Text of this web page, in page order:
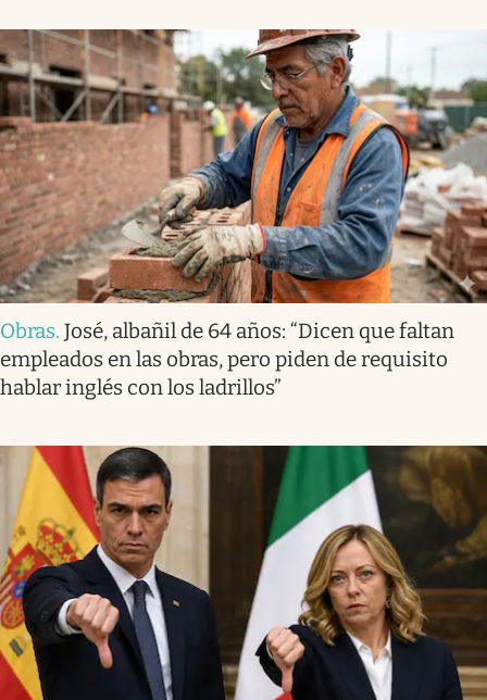
Obras. José, albañil de 64 años: “Dicen que faltan
empleados en las obras, pero piden de requisito
hablar inglés con los ladrillos”